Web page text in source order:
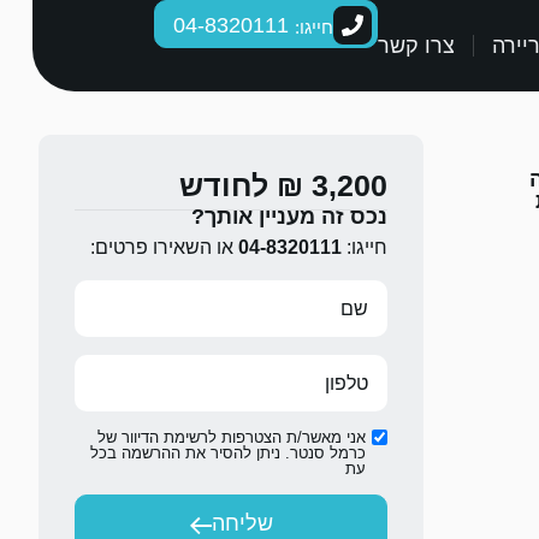
צרו קשר
חייגו:
3,200 ₪ לחודש
נכס זה מעניין אותך?
חייגו: 04-8320111 או השאירו פרטים:
אני מאשר/ת הצטרפות לרשימת הדיוור של
כרמל סנטר. ניתן להסיר את ההרשמה בכל
עת
שליחה